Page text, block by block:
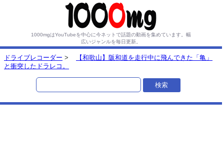
1000mgはYouTubeを中心に今ネットで話題の動画を集めています。 幅
広いジャンルを毎日更新。
ドライブレコーダー >
【和歌山】阪和道を走行中に飛んできた「亀」
と衝突したドラレコ。